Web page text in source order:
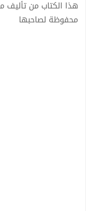
هذا الكتاب من
محفوظة لصاحبها